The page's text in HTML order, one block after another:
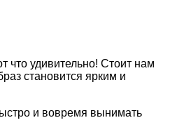
что удивительно! Стоит нам
становится ярким и
и вовремя вынимать